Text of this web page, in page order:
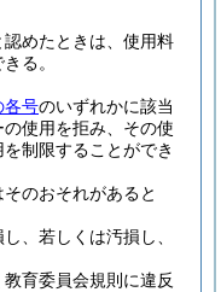
めたときは、使用料
る。
各号のいずれかに該当
使用を拒み、その使
制限することができ
のおそれがあると
、若しくは汚損し、
育委員会規則に違反